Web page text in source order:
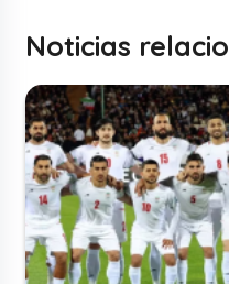
Noticias